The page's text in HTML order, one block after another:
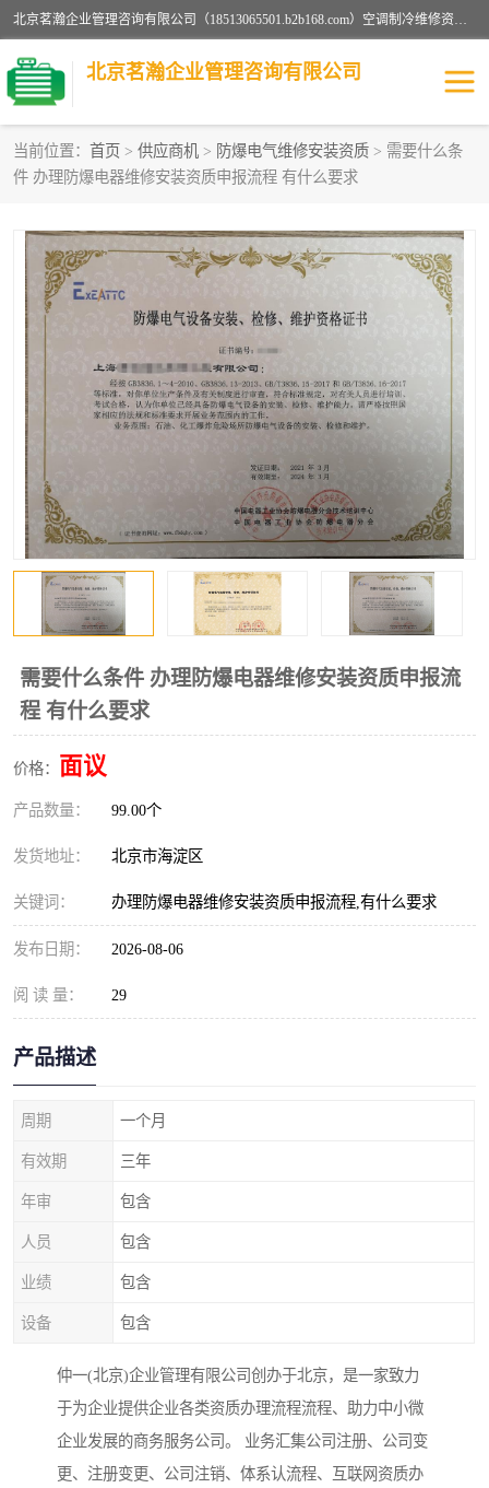
北京茗瀚企业管理咨询有限公司（18513065501.b2b168.com）空调制冷维修资质,油烟管道清洗资质,清洗行业资质公司秉承“顾客至上，锐意进缺的经营理念，我们提供高质量的产品，坚持“客户”的原则为广大客户提供贴心服务。如果你对公司的产品感兴趣，可以联系高经理，我们会用好的产品和服务让您满意。
北京茗瀚企业管理咨询有限公司
当前位置： 首页 > 供应商机 > 防爆电气维修安装资质 > 需要什么条
件 办理防爆电器维修安装资质申报流程 有什么要求
需要什么条件 办理防爆电器维修安装资质申报流
程 有什么要求
价格： 面议
产品数量： 99.00个
发货地址： 北京市海淀区
关键词： 办理防爆电器维修安装资质申报流程,有什么要求
发布日期： 2026-08-06
阅 读 量： 29
产品描述
周期 一个月
有效期 三年
年审 包含
人员 包含
业绩 包含
设备 包含
仲一(北京)企业管理有限公司创办于北京，是一家致力
于为企业提供企业各类资质办理流程流程、助力中小微
企业发展的商务服务公司。 业务汇集公司注册、公司变
更、注册变更、公司注销、体系认流程、互联网资质办
烟道清洗资质 设备维修安装资质
清洗资质 认证服务
防爆电气维修安装资质 空调制冷维修安装资质